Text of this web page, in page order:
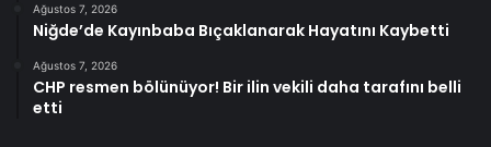
Ağustos 7, 2026
Niğde’de Kayınbaba Bıçaklanarak Hayatını Kaybetti
Ağustos 7, 2026
CHP resmen bölünüyor! Bir ilin vekili daha tarafını belli
etti